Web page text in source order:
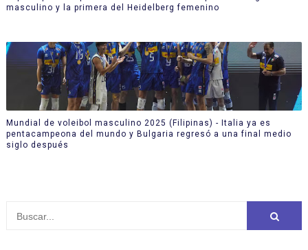
masculino y la primera del Heidelberg femenino
Mundial de voleibol masculino 2025 (Filipinas) - Italia ya es
pentacampeona del mundo y Bulgaria regresó a una final medio
siglo después